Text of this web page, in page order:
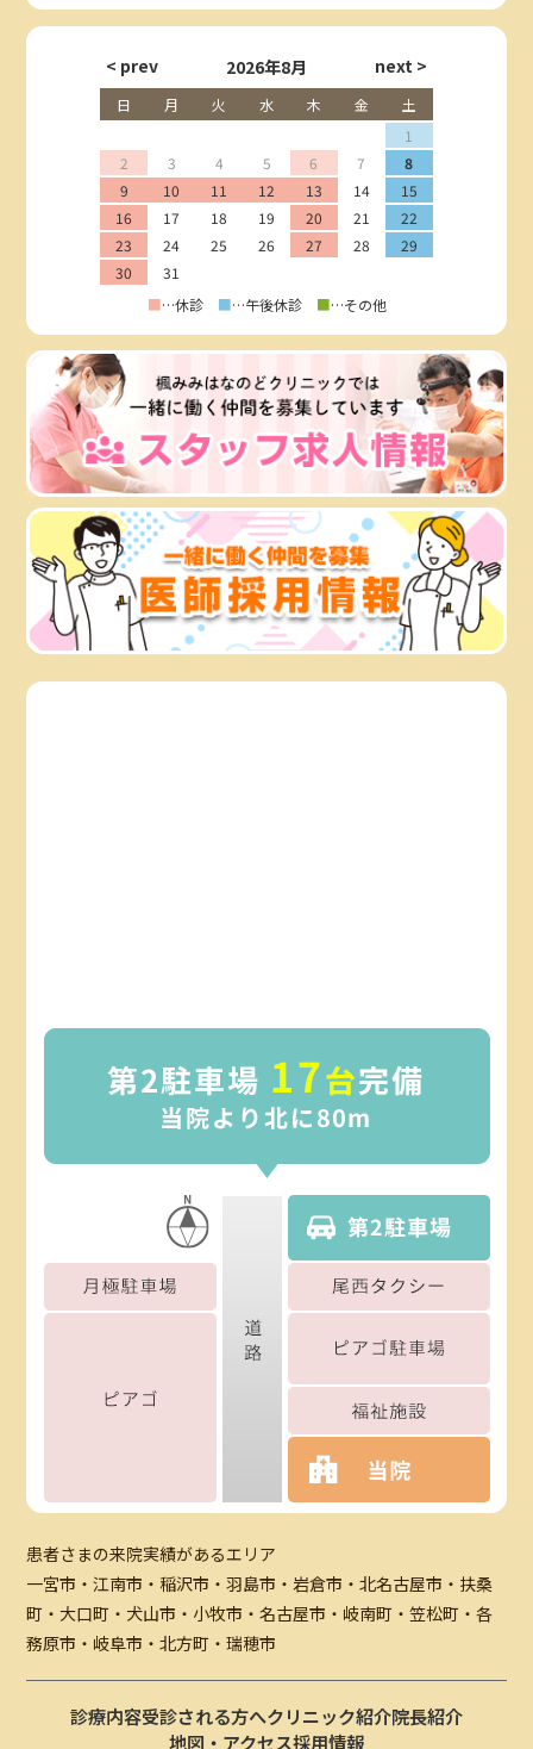
2026年8月
日 月 火 水 木 金
土
1
2
3 4 5 6 7
8
9
10 11 12 13 14
15
16
17 18 19 20 21
22
23
24 25 26 27 28
29
30
31
■…休診 ■…午後休診 ■…その他
患者さまの来院実績があるエリア
一宮市・江南市・稲沢市・羽島市・岩倉市・北名古屋市・扶桑
町・大口町・犬山市・小牧市・名古屋市・岐南町・笠松町・各
務原市・岐阜市・北方町・瑞穂市
診療内容受診される方へクリニック紹介院長紹介
地図・アクセス採用情報